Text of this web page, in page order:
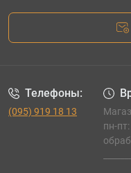
Телефоны:
(095) 919 18 13
пн-